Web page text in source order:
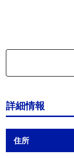
詳細情報
住所